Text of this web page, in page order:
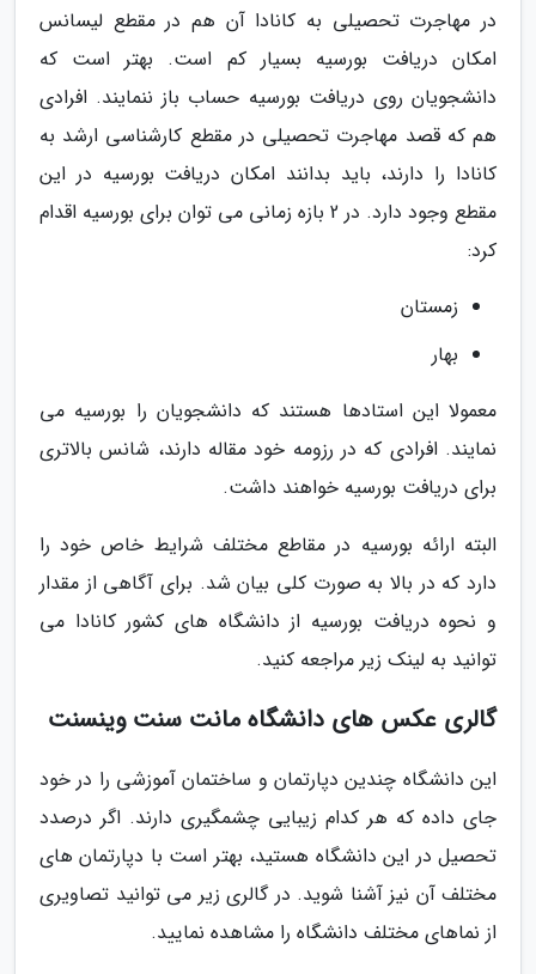
در مهاجرت تحصیلی به کانادا آن هم در مقطع لیسانس
امکان دریافت بورسیه بسیار کم است. بهتر است که
دانشجویان روی دریافت بورسیه حساب باز ننمایند. افرادی
هم که قصد مهاجرت تحصیلی در مقطع کارشناسی ارشد به
کانادا را دارند، باید بدانند امکان دریافت بورسیه در این
مقطع وجود دارد. در 2 بازه زمانی می توان برای بورسیه اقدام
کرد:
زمستان
بهار
معمولا این استادها هستند که دانشجویان را بورسیه می
نمایند. افرادی که در رزومه خود مقاله دارند، شانس بالاتری
برای دریافت بورسیه خواهند داشت.
البته ارائه بورسیه در مقاطع مختلف شرایط خاص خود را
دارد که در بالا به صورت کلی بیان شد. برای آگاهی از مقدار
و نحوه دریافت بورسیه از دانشگاه های کشور کانادا می
توانید به لینک زیر مراجعه کنید.
گالری عکس های دانشگاه مانت سنت وینسنت
این دانشگاه چندین دپارتمان و ساختمان آموزشی را در خود
جای داده که هر کدام زیبایی چشمگیری دارند. اگر درصدد
تحصیل در این دانشگاه هستید، بهتر است با دپارتمان های
مختلف آن نیز آشنا شوید. در گالری زیر می توانید تصاویری
از نماهای مختلف دانشگاه را مشاهده نمایید.